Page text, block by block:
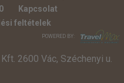
Kapcsolat
feltételek
POWERED BY:
2600 Vác, Széchenyi u.